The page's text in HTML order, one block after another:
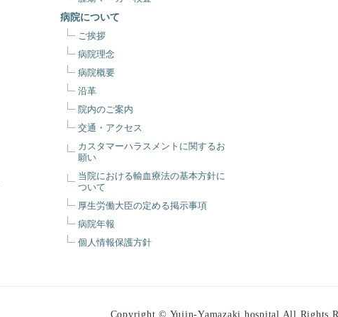
病院について
ご挨拶
病院理念
病院概要
沿革
院内のご案内
交通・アクセス
カスタマーハラスメントに関するお
願い
当院における輸血療法の基本方針に
ついて
厚生労働大臣の定める掲示事項
病院年報
個人情報保護方針
Copyright © Yujin-Yamazaki hospital All Rights